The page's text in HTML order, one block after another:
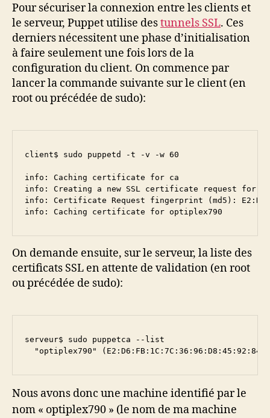
Pour sécuriser la connexion entre les clients et
le serveur, Puppet utilise destunnels SSL. Ces
derniers nécessitent une phase d’initialisation
à faire seulement une fois lors de la
configuration du client. On commence par
lancer la commande suivante sur le client (en
root ou précédée de sudo):
client$ sudo puppetd -t -v -w 60
info: Caching certificate for ca
info: Creating a new SSL certificate request for
info: Certificate Request fingerprint (md5):
info: Caching certificate for optiplex790
On demande ensuite, sur le serveur, la liste des
certificats SSL en attente de validation (en root
ou précédée de sudo):
serveur$ sudo puppetca --list
"optiplex790"
Nous avons donc une machine identifié par le
nom « optiplex790 » (le nom de ma machine